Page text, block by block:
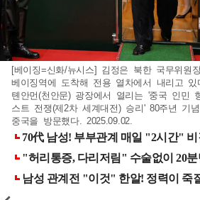
[베이징=신화/뉴시스] 김정은 북한 국무위원
베이징역에 도착해 전용 열차에서 내리고
톈안먼(천안문) 광장에서 열리는 '중국 인민
스트 전쟁(제2차 세계대전) 승리' 80주년 기
중국을 방문했다. 2025.09.02.